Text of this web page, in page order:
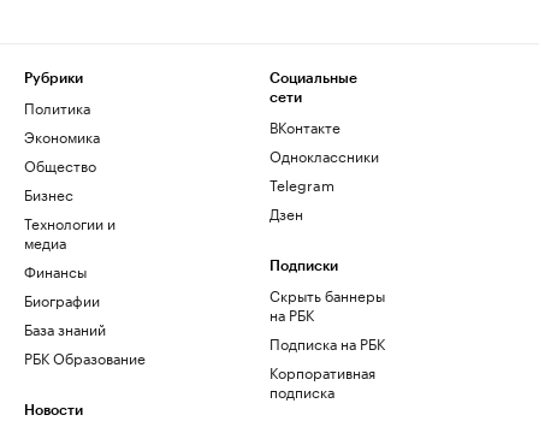
Рубрики
Политика
Экономика
Общество
Бизнес
Технологии и
медиа
Финансы
Биографии
База знаний
РБК Образование
Новости
Социальные
сети
ВКонтакте
Одноклассники
Telegram
Дзен
Подписки
Скрыть баннеры
на РБК
Подписка на РБК
Корпоративная
подписка